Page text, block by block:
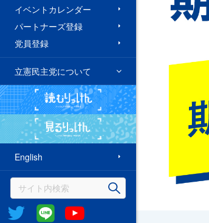
イベントカレンダー
パートナーズ登録
党員登録
立憲民主党について
見るりっけん
English
Twitter @Line